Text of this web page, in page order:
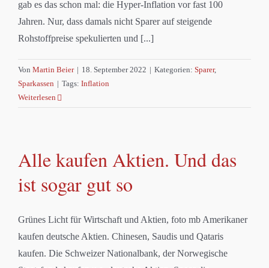
gab es das schon mal: die Hyper-Inflation vor fast 100
Jahren. Nur, dass damals nicht Sparer auf steigende
Rohstoffpreise spekulierten und [...]
Von Martin Beier | 18. September 2022 | Kategorien: Sparer,
Sparkassen | Tags: Inflation
Weiterlesen
Alle kaufen Aktien. Und das
ist sogar gut so
Grünes Licht für Wirtschaft und Aktien, foto mb Amerikaner
kaufen deutsche Aktien. Chinesen, Saudis und Qataris
kaufen. Die Schweizer Nationalbank, der Norwegische